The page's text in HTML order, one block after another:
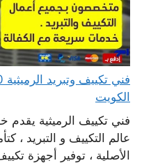
الكويت
فني تكييف الرميثية
عالم التكييف و التبريد ،
الأصلية ، توفير أجهزة